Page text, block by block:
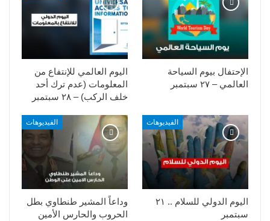
اليوم العالمي للإنتفاع من
المعلومات (عدم ترك أحد
خلف الركب) – ٢٨ سبتمبر
الإحتفال بيوم السياحة
العالمي – ٢٧ سبتمبر
الفيديوهات
وداعاً المشير طنطاوي بطل
الحروب والحارس الأمين
الفيديوهات
اليوم الدولي للسلام .. ٢١
سبتمبر